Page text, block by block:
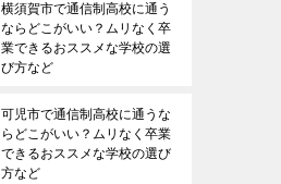
横須賀市で通信制高校に通う
ならどこがいい？ムリなく卒
業できるおススメな学校の選
び方など
可児市で通信制高校に通うな
らどこがいい？ムリなく卒業
できるおススメな学校の選び
方など